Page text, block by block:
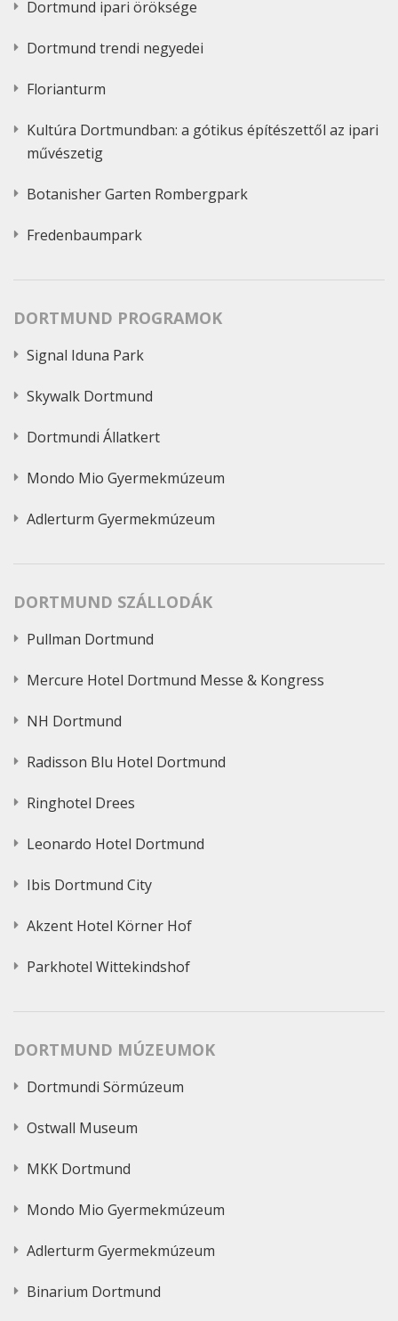
Dortmund ipari öröksége
Dortmund trendi negyedei
Florianturm
Kultúra Dortmundban: a gótikus építészettől az ipari
művészetig
Botanisher Garten Rombergpark
Fredenbaumpark
DORTMUND PROGRAMOK
Signal Iduna Park
Skywalk Dortmund
Dortmundi Állatkert
Mondo Mio Gyermekmúzeum
Adlerturm Gyermekmúzeum
DORTMUND SZÁLLODÁK
Pullman Dortmund
Mercure Hotel Dortmund Messe & Kongress
NH Dortmund
Radisson Blu Hotel Dortmund
Ringhotel Drees
Leonardo Hotel Dortmund
Ibis Dortmund City
Akzent Hotel Körner Hof
Parkhotel Wittekindshof
DORTMUND MÚZEUMOK
Dortmundi Sörmúzeum
Ostwall Museum
MKK Dortmund
Mondo Mio Gyermekmúzeum
Adlerturm Gyermekmúzeum
Binarium Dortmund